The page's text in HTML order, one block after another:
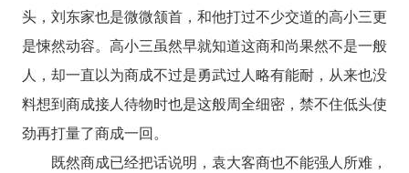
头，刘东家也是微微颔首，和他打过不少交道的高小三更
是悚然动容。高小三虽然早就知道这商和尚果然不是一般
人，却一直以为商成不过是勇武过人略有能耐，从来也没
料想到商成接人待物时也是这般周全细密，禁不住低头使
劲再打量了商成一回。
既然商成已经把话说明，袁大客商也不能强人所难，